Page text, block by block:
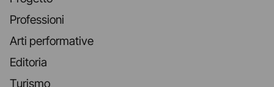
Professioni
Arti performative
Editoria
Turismo